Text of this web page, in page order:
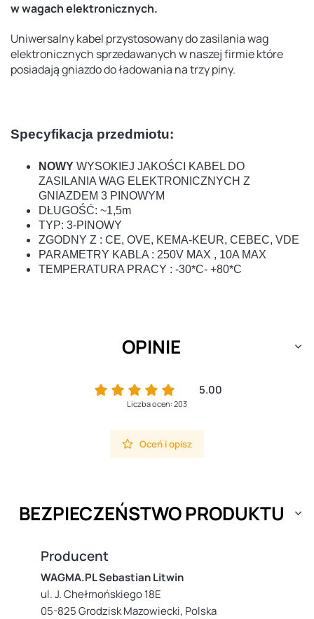
w wagach elektronicznych.
Uniwersalny kabel przystosowany do zasilania wag
elektronicznych sprzedawanych w naszej firmie które
posiadają gniazdo do ładowania na trzy piny.
Specyfikacja przedmiotu:
NOWY WYSOKIEJ JAKOŚCI KABEL DO
ZASILANIA WAG ELEKTRONICZNYCH Z
GNIAZDEM 3 PINOWYM
DŁUGOŚĆ: ~1,5m
TYP: 3-PINOWY
ZGODNY Z : CE, OVE, KEMA-KEUR, CEBEC, VDE
PARAMETRY KABLA : 250V MAX , 10A MAX
TEMPERATURA PRACY : -30*C- +80*C
OPINIE
5.00
Liczba ocen: 203
Oceń i opisz
BEZPIECZEŃSTWO PRODUKTU
Producent
WAGMA.PL Sebastian Litwin
ul. J. Chełmońskiego 18E
05-825 Grodzisk Mazowiecki, Polska